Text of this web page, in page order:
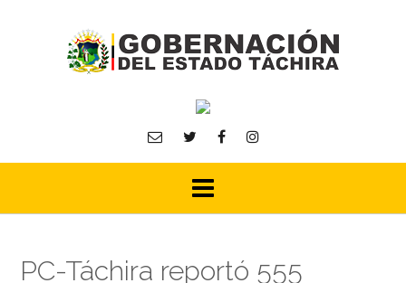
PC-Táchira reportó 555